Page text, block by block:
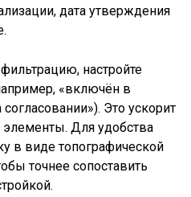
дата утверждения
настройте
«включён в
Это ускорит
Для удобства
в виде топографической
точнее сопоставить